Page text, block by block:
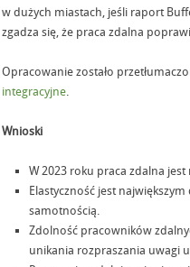
w dużych miastach, jeśli raport
zgadza się, że praca zdalna
Opracowanie zostało
integracyjne.
Wnioski
W 2023 roku praca zdalna
Elastyczność jest
samotnością.
Zdolność pracowników
unikania rozpraszania uwagi